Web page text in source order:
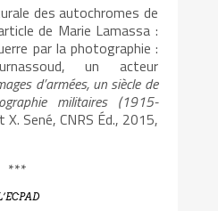
des autochromes de
de Marie Lamassa :
par la photographie :
un acteur
d’armées, un siècle de
militaires (1915-
X. Sené, CNRS Éd., 2015,
***